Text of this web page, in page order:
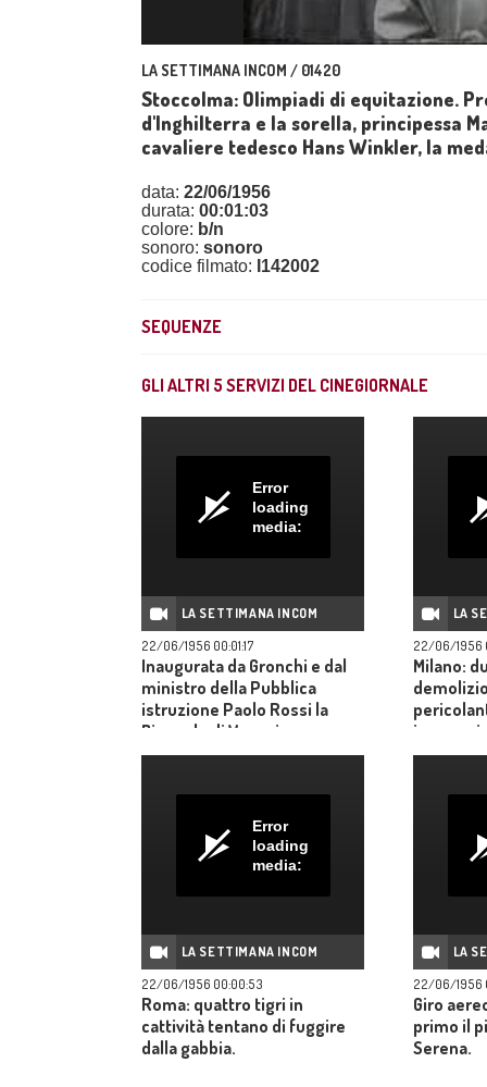
LA SETTIMANA INCOM / 01420
Stoccolma: Olimpiadi di equitazione.
d'Inghilterra e la sorella, principessa
cavaliere tedesco Hans Winkler, la
data: 22/06/1956
durata: 00:01:03
colore: b/n
sonoro: sonoro
codice filmato: I142002
SEQUENZE
GLI ALTRI 5 SERVIZI DEL CINEGIORNALE
Error
loading
media:
LA SETTIMANA INCOM
22/06/1956 00:01:17
Inaugurata da Gronchi e dal
ministro della Pubblica
istruzione Paolo Rossi la
Biennale di Venezia.
LA
22/06/1956
Milano:
che
reali;
di
dal
Error
loading
media:
LA SETTIMANA INCOM
22/06/1956 00:00:53
Roma: quattro tigri in
cattività tentano di fuggire
dalla gabbia.
LA
22/06/1956
Giro
primo il
Serena.